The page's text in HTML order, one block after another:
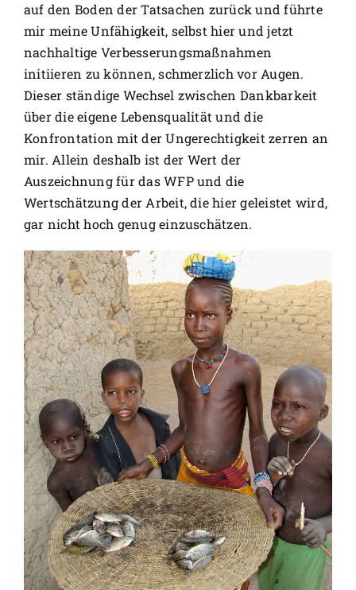
auf den Boden der Tatsachen zurück und führte
mir meine Unfähigkeit, selbst hier und jetzt
nachhaltige Verbesserungsmaßnahmen
initiieren zu können, schmerzlich vor Augen.
Dieser ständige Wechsel zwischen Dankbarkeit
über die eigene Lebensqualität und die
Konfrontation mit der Ungerechtigkeit zerren an
mir. Allein deshalb ist der Wert der
Auszeichnung für das WFP und die
Wertschätzung der Arbeit, die hier geleistet wird,
gar nicht hoch genug einzuschätzen.